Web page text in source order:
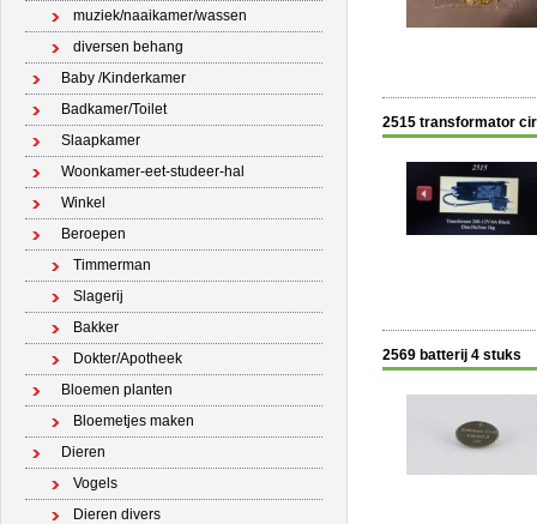
muziek/naaikamer/wassen
diversen behang
Baby /Kinderkamer
Badkamer/Toilet
Slaapkamer
Woonkamer-eet-studeer-hal
Winkel
Beroepen
Timmerman
Slagerij
Bakker
Dokter/Apotheek
Bloemen planten
Bloemetjes maken
Dieren
Vogels
Dieren divers
2515 transformator
2569 batterij 4 stuks